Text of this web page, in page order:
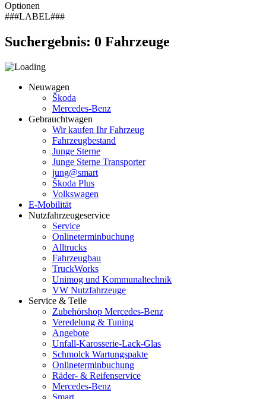
Optionen
###LABEL###
Suchergebnis: 0 Fahrzeuge
Neuwagen
Škoda
Mercedes-Benz
Gebrauchtwagen
Wir kaufen Ihr Fahrzeug
Fahrzeugbestand
Junge Sterne
Junge Sterne Transporter
jung@smart
Škoda Plus
Volkswagen
E-Mobilität
Nutzfahrzeugeservice
Service
Onlineterminbuchung
Alltrucks
Fahrzeugbau
TruckWorks
Unimog und Kommunaltechnik
VW Nutzfahrzeuge
Service & Teile
Zubehörshop Mercedes-Benz
Veredelung & Tuning
Angebote
Unfall-Karosserie-Lack-Glas
Schmolck Wartungspakte
Onlineterminbuchung
Räder- & Reifenservice
Mercedes-Benz